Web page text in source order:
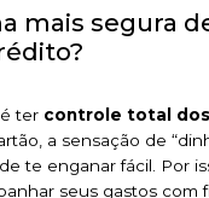
mais segura
ter controle total
a sensação de
te enganar fácil. Por
seus gastos com